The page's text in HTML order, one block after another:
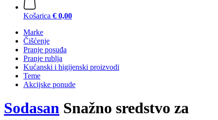
Košarica € 0,00
Marke
Čišćenje
Pranje posuđa
Pranje rublja
Kućanski i higijenski proizvodi
Teme
Akcijske ponude
Sodasan Snažno sredstvo za